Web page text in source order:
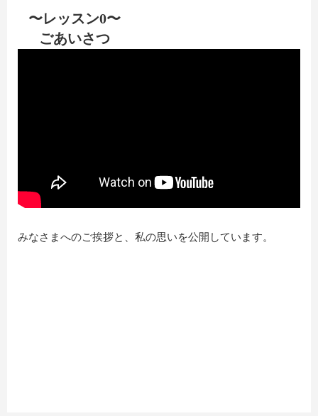
〜レッスン0〜
ごあいさつ
みなさまへのご挨拶と、私の思いを公開しています。